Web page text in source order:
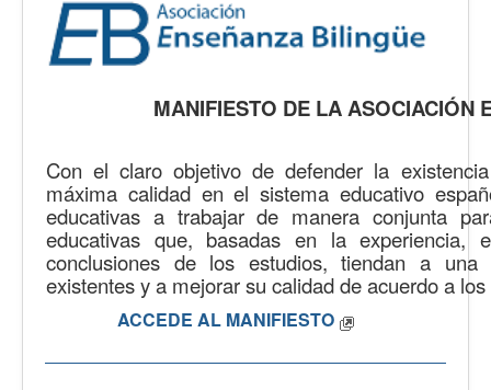
MANIFIESTO DE LA ASOCIACIÓN
Con el claro objetivo de defender la
máxima calidad en el sistema educativo
educativas a trabajar de manera conjunta
educativas que, basadas en la
conclusiones de los estudios, tiendan a una
existentes y a mejorar su calidad de acuerdo a
ACCEDE AL MANIFIESTO